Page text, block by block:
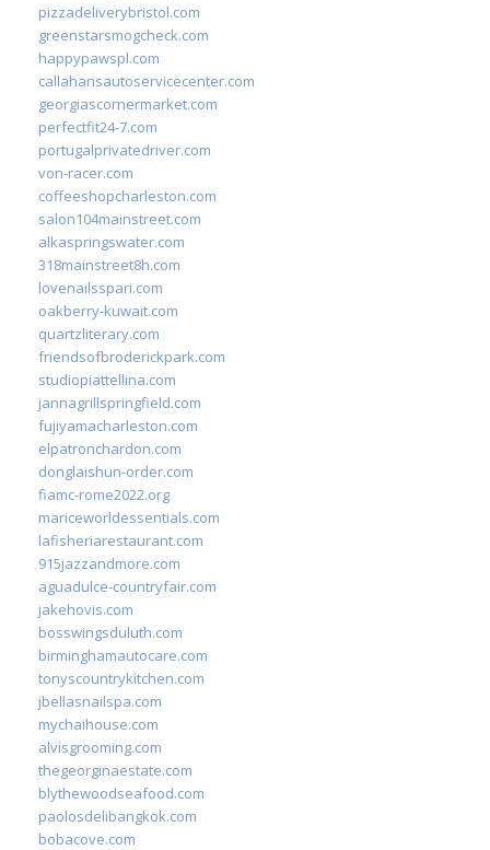
pizzadeliverybristol.com
greenstarsmogcheck.com
happypawspl.com
callahansautoservicecenter.com
georgiascornermarket.com
perfectfit24-7.com
portugalprivatedriver.com
von-racer.com
coffeeshopcharleston.com
salon104mainstreet.com
alkaspringswater.com
318mainstreet8h.com
lovenailsspari.com
oakberry-kuwait.com
quartzliterary.com
friendsofbroderickpark.com
studiopiattellina.com
jannagrillspringfield.com
fujiyamacharleston.com
elpatronchardon.com
donglaishun-order.com
fiamc-rome2022.org
mariceworldessentials.com
lafisheriarestaurant.com
915jazzandmore.com
aguadulce-countryfair.com
jakehovis.com
bosswingsduluth.com
birminghamautocare.com
tonyscountrykitchen.com
jbellasnailspa.com
mychaihouse.com
alvisgrooming.com
thegeorginaestate.com
blythewoodseafood.com
paolosdelibangkok.com
bobacove.com